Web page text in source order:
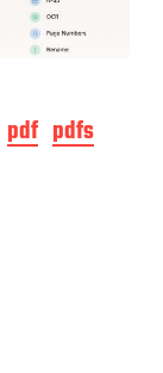
pdf pdfs